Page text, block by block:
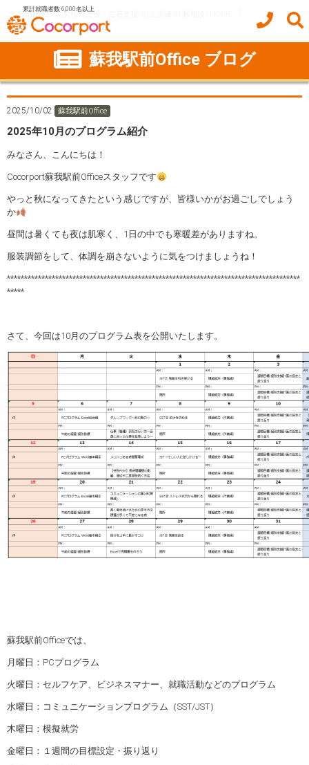
累計就職者数 6,000名以上
ココルポート(就労移行支援・定着支援/自立訓練/計画相談) HOME
2025年10月のプログラム紹介
蘇我駅前Office ブログ
2025/10/02 蘇我駅前Office
2025年10月のプログラム紹介
みなさん、こんにちは！
Cocorport蘇我駅前Officeスタッフです
やっと秋になってきたという感じですが、皆様いかがお過ごしでしょう
か
昼間は暑くても夜は肌寒く、1日の中でも寒暖差がありますね。
服装調節をして、体調を崩さないように気をつけましょうね！
*************************************************************************************
*****
さて、今回は10月のプログラム表を公開いたします。
蘇我駅前Officeでは、
月曜日：PCプログラム
火曜日：セルフケア、ビジネスマナー、就職活動などのプログラム
水曜日：コミュニケーションプログラム（SST/JST）
木曜日：模擬就労
金曜日：１週間の目標設定・振り返り